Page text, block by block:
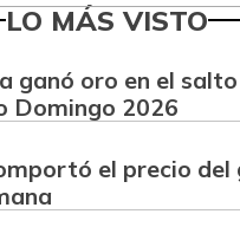
$
$
$
LO MÁS VISTO
ganó oro en el
Domingo 2026
el precio del